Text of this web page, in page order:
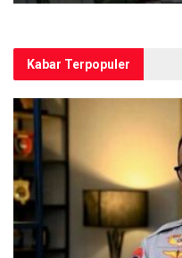
Kabar Terpopuler